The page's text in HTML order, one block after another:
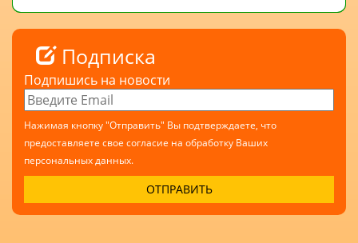
Подписка
Подпишись на новости
Нажимая кнопку "Отправить" Вы подтверждаете, что
предоставляете свое согласие на обработку Ваших
персональных данных.